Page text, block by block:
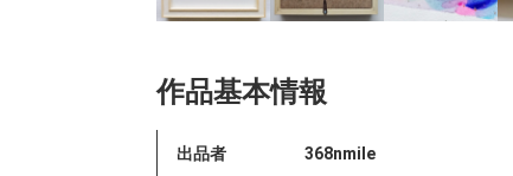
作品基本情報
出品者
368nmile